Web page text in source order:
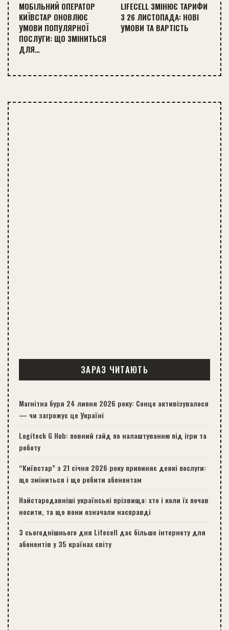
МОБІЛЬНИЙ ОПЕРАТОР
КИЇВСТАР ОНОВЛЮЄ
УМОВИ ПОПУЛЯРНОЇ
ПОСЛУГИ: ЩО ЗМІНИТЬСЯ
ДЛЯ…
LIFECELL ЗМІНЮЄ ТАРИФИ
З 26 ЛИСТОПАДА: НОВІ
УМОВИ ТА ВАРТІСТЬ
ЗАРАЗ ЧИТАЮТЬ
Магнітна буря 24 липня 2026 року: Сонце активізувалося
— чи загрожує це Україні
Logitech G Hub: повний гайд по налаштуванню під ігри та
роботу
“Київстар” з 21 січня 2026 року припиняє деякі послуги:
що зміниться і що робити абонентам
Найстародавніші українські прізвища: хто і коли їх почав
носити, та що вони означали насправді
З сьогоднішнього дня Lifecell дає більше інтернету для
абонентів у 35 країнах світу